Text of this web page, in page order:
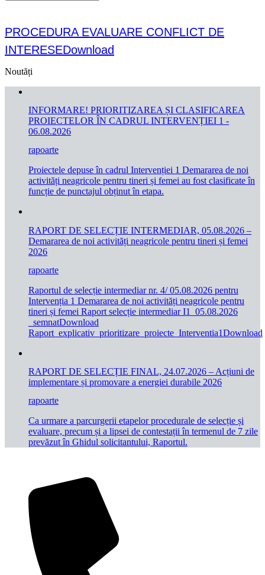
PROCEDURA EVALUARE CONFLICT DE
INTERESEDownload
Noutăți
INFORMARE! PRIORITIZAREA ȘI CLASIFICAREA
PROIECTELOR ÎN CADRUL INTERVENȚIEI 1 -
06.08.2026
rapoarte
Proiectele depuse în cadrul Intervenției 1 Demararea de noi
activități neagricole pentru tineri și femei au fost clasificate în
funcție de punctajul obținut în etapa.
RAPORT DE SELECȚIE INTERMEDIAR, 05.08.2026 –
Demararea de noi activități neagricole pentru tineri și femei
2026
rapoarte
Raportul de selecție intermediar nr. 4/ 05.08.2026 pentru
Intervenția 1 Demararea de noi activități neagricole pentru
tineri și femei Raport selecție intermediar I1_05.08.2026
_semnatDownload
Raport_explicativ_prioritizare_proiecte_Interventia1Download
RAPORT DE SELECȚIE FINAL, 24.07.2026 – Acțiuni de
implementare și promovare a energiei durabile 2026
rapoarte
Ca urmare a parcurgerii etapelor procedurale de selecție și
evaluare, precum și a lipsei de contestații în termenul de 7 zile
prevăzut în Ghidul solicitantului, Raportul.